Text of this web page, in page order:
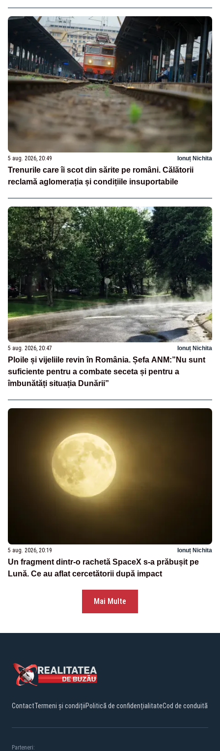
5 aug. 2026, 20:49 Ionuț Nichita
Trenurile care îi scot din sărite pe români. Călătorii
reclamă aglomerația și condițiile insuportabile
5 aug. 2026, 20:47 Ionuț Nichita
Ploile și vijeliile revin în România. Șefa ANM:”Nu sunt
suficiente pentru a combate seceta și pentru a
îmbunătăți situația Dunării”
5 aug. 2026, 20:19 Ionuț Nichita
Un fragment dintr-o rachetă SpaceX s-a prăbușit pe
Lună. Ce au aflat cercetătorii după impact
Mai Multe
ContactTermeni și condițiiPolitică de confidențialitateCod de conduită
Parteneri: